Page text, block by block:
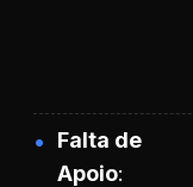
Falta de
Apoio